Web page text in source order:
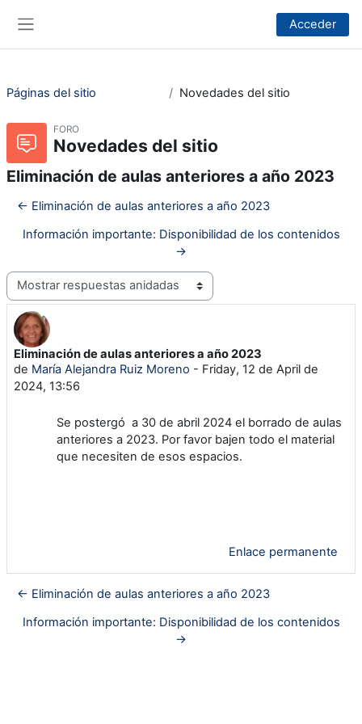
Acceder
Páginas del sitio Novedades del sitio
FORO
Novedades del sitio
Eliminación de aulas anteriores a año 2023
← Eliminación de aulas anteriores a año 2023
Información importante: Disponibilidad de los contenidos
→
Mostrar modo
Eliminación de aulas anteriores a año 2023
de María Alejandra Ruiz Moreno - Friday, 12 de April de
2024, 13:56
Número de respuestas: 0
Se postergó a 30 de abril 2024 el borrado de aulas
anteriores a 2023. Por favor bajen todo el material
que necesiten de esos espacios.
Enlace permanente
← Eliminación de aulas anteriores a año 2023
Información importante: Disponibilidad de los contenidos
→